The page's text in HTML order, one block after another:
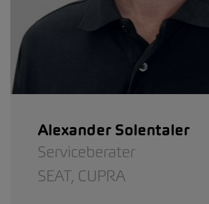
Alexander Solentaler
Serviceberater
SEAT, CUPRA